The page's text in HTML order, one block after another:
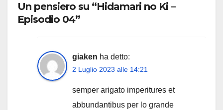
Un pensiero su “Hidamari no Ki –
Episodio 04”
giaken ha detto:
2 Luglio 2023 alle 14:21
semper arigato imperitures et
abbundantibus per lo grande